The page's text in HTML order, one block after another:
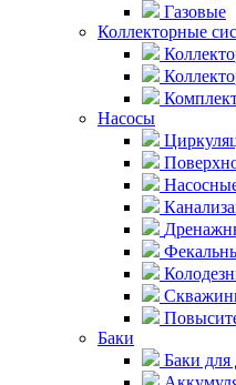
Газовые
Коллекторные
Насосы
Баки
Баки для